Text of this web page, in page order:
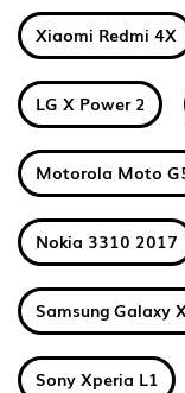
Xiaomi Redmi 4X
LG X Power 2
Motorola Moto
Nokia 3310 2017
Samsung Galaxy
Sony Xperia L1